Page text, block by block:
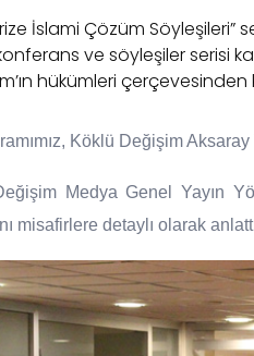
İslami Çözüm
ve söyleşiler serisi
hükümleri
Köklü Değişim
Medya Genel Yayın
misafirlere detaylı olarak